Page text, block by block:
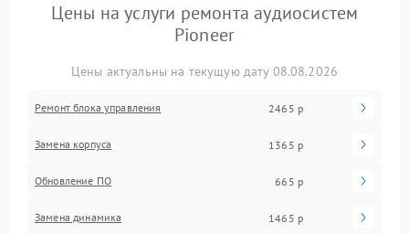
Цены на услуги ремонта аудиосистем
Pioneer
Цены актуальны на текущую дату 08.08.2026
Ремонт блока управления 2465 р
Замена корпуса 1365 р
Обновление ПО 665 р
Замена динамика 1465 р